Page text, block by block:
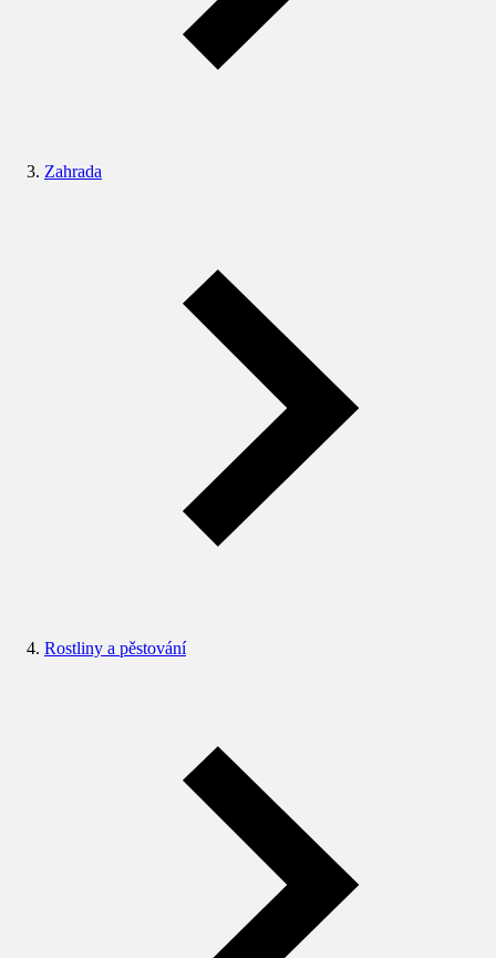
Zahrada
Rostliny a pěstování